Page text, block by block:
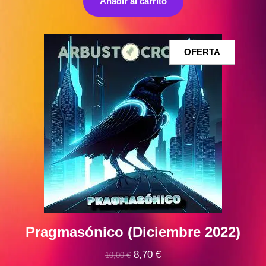
era:
es:
OFERTA
Pragmasónico (Diciembre 2022)
10,00€ El
8,70 €El